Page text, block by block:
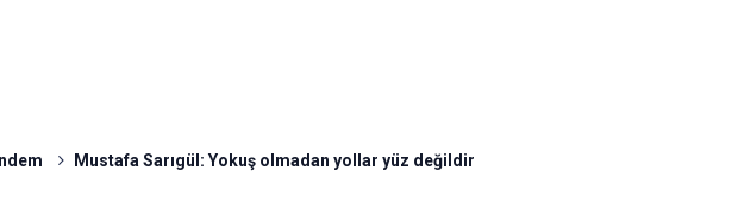
Mustafa Sarıgül: Yokuş olmadan yollar yüz değildir